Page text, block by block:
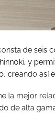
de seis
y
creando así
la mejor
de alta